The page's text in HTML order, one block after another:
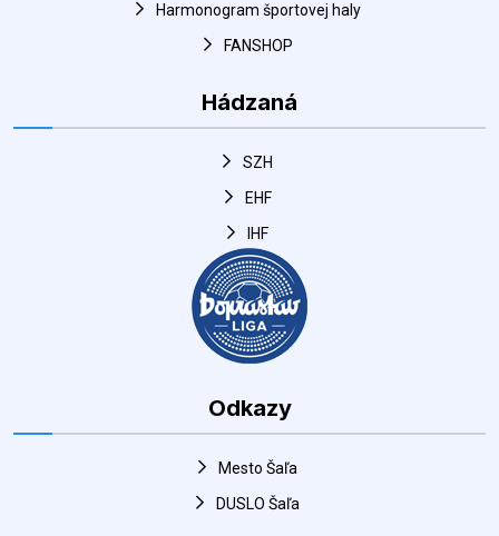
Harmonogram športovej haly
FANSHOP
Hádzaná
SZH
EHF
IHF
Odkazy
Mesto Šaľa
DUSLO Šaľa